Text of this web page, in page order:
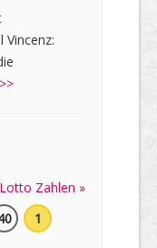
Vincenz:
Lotto Zahlen »
1